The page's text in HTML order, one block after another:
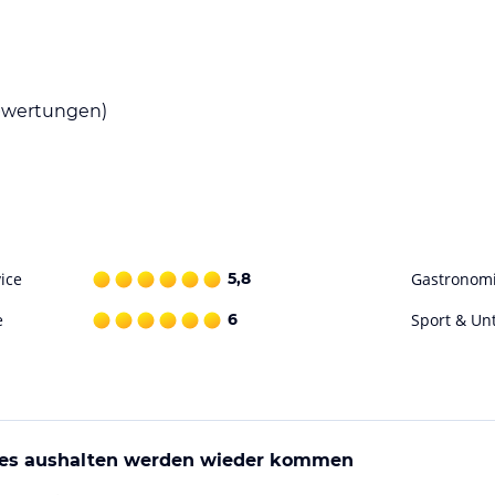
verwöhnen und lokale Spezialitäten zu
Unternehmen Sie einen
von Lazise. Wassersportarten wie Segeln,
zu helfen.
Gewähr. Bitte lies vor der Buchung die
5,8
6 Sport &
aushalten werden wieder kommen